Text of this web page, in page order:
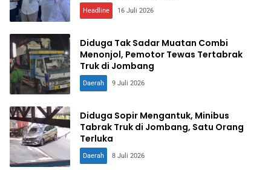
Headline 16 Juli 2026
Diduga Tak Sadar Muatan Combi
Menonjol, Pemotor Tewas Tertabrak
Truk di Jombang
Daerah 9 Juli 2026
Diduga Sopir Mengantuk, Minibus
Tabrak Truk di Jombang, Satu Orang
Terluka
Daerah 8 Juli 2026